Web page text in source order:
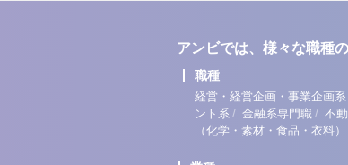
アンビでは、様々な職種
職種
経営・経営企画・事業企画系
ント系 / 金融系専門職 / 不
（化学・素材・食品・衣料）